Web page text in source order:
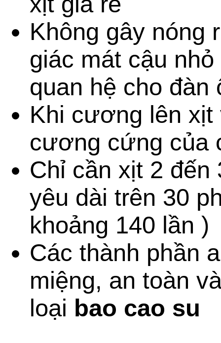
Không gây nóng
giác mát cậu
quan hệ cho đàn
Khi cương lên
cương cứng của
Chỉ cần xịt 2
yêu dài trên 30
khoảng 140 lần )
Các thành phần
miệng, an toàn
loại bao cao su